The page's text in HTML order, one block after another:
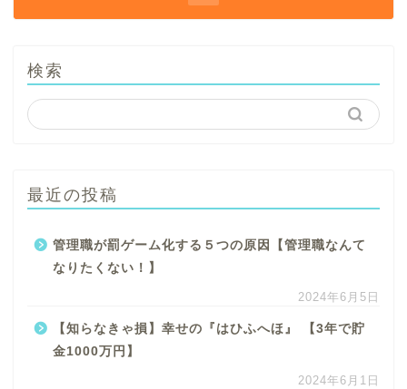
検索
最近の投稿
管理職が罰ゲーム化する５つの原因【管理職なんて
なりたくない！】
2024年6月5日
【知らなきゃ損】幸せの『はひふへほ』 【3年で貯
金1000万円】
2024年6月1日